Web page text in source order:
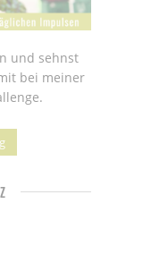
und sehnst
bei meiner